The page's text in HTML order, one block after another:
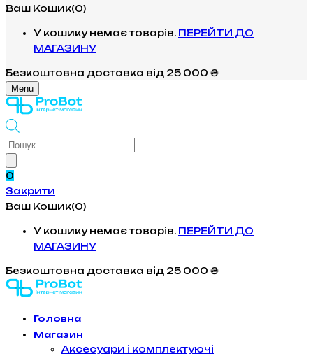
Ваш Кошик(0)
У кошику немає товарів. ПЕРЕЙТИ ДО
МАГАЗИНУ
Безкоштовна доставка від 25 000 ₴
Menu
Products
0
Закрити
Ваш Кошик(0)
У кошику немає товарів. ПЕРЕЙТИ ДО
МАГАЗИНУ
Безкоштовна доставка від 25 000 ₴
Головна
Магазин
Аксесуари і комплектуючі